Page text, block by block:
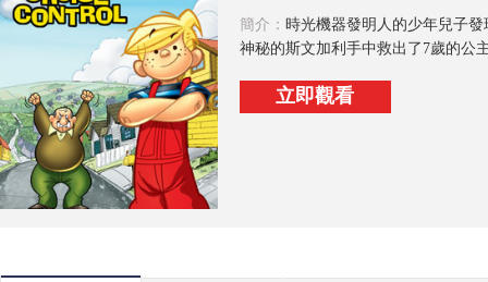
簡介： 時光機器發明人的少年兒子
神秘的斯文加利手中救出了7歲的公
立即觀看